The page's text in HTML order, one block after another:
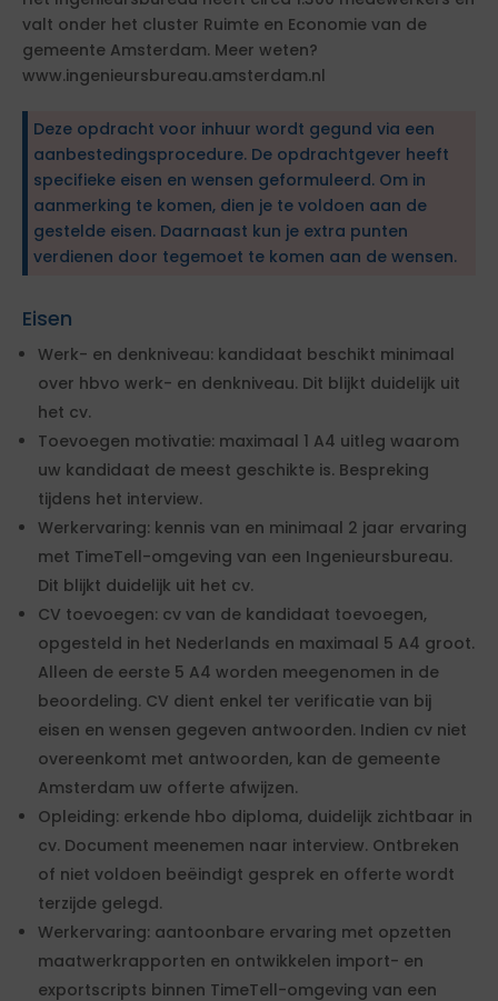
valt onder het cluster Ruimte en Economie van de
gemeente Amsterdam. Meer weten?
www.ingenieursbureau.amsterdam.nl
Deze opdracht voor inhuur wordt gegund via een
aanbestedingsprocedure. De opdrachtgever heeft
specifieke eisen en wensen geformuleerd. Om in
aanmerking te komen, dien je te voldoen aan de
gestelde eisen. Daarnaast kun je extra punten
verdienen door tegemoet te komen aan de wensen.
Eisen
Werk- en denkniveau: kandidaat beschikt minimaal
over hbvo werk- en denkniveau. Dit blijkt duidelijk uit
het cv.
Toevoegen motivatie: maximaal 1 A4 uitleg waarom
uw kandidaat de meest geschikte is. Bespreking
tijdens het interview.
Werkervaring: kennis van en minimaal 2 jaar ervaring
met TimeTell-omgeving van een Ingenieursbureau.
Dit blijkt duidelijk uit het cv.
CV toevoegen: cv van de kandidaat toevoegen,
opgesteld in het Nederlands en maximaal 5 A4 groot.
Alleen de eerste 5 A4 worden meegenomen in de
beoordeling. CV dient enkel ter verificatie van bij
eisen en wensen gegeven antwoorden. Indien cv niet
overeenkomt met antwoorden, kan de gemeente
Amsterdam uw offerte afwijzen.
Opleiding: erkende hbo diploma, duidelijk zichtbaar in
cv. Document meenemen naar interview. Ontbreken
of niet voldoen beëindigt gesprek en offerte wordt
terzijde gelegd.
Werkervaring: aantoonbare ervaring met opzetten
maatwerkrapporten en ontwikkelen import- en
exportscripts binnen TimeTell-omgeving van een